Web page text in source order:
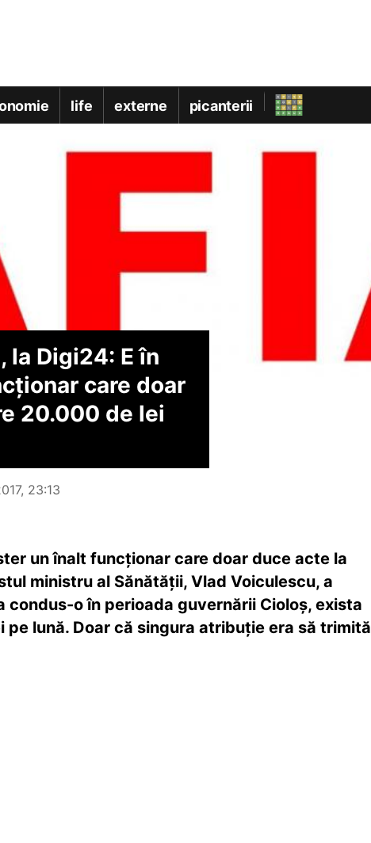
life externe picanterii
la Digi24: E în
care doar
20.000 de lei
23:13
un înalt funcţionar care doar duce acte la
ministru al Sănătăţii, Vlad Voiculescu, a
o în perioada guvernării Cioloş, exista
lună. Doar că singura atribuţie era să trimită